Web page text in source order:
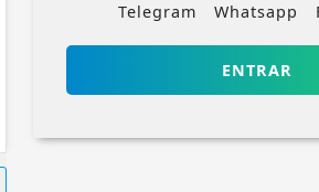
Telegram Whatsapp
ENTRAR